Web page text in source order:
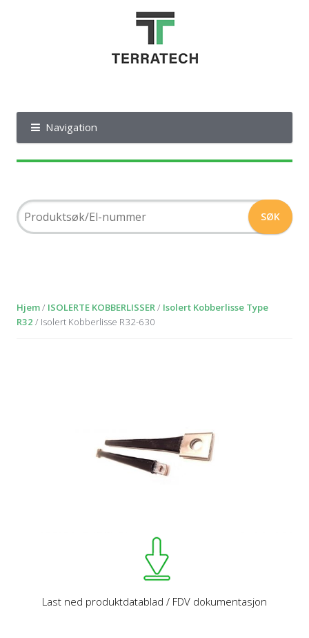
Navigation
Hjem/ ISOLERTE KOBBERLISSER/ Isolert Kobberlisse Type
R32 / Isolert Kobberlisse R32-630
Last ned produktdatablad / FDV dokumentasjon